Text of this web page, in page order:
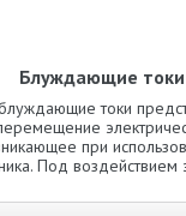
Блуждающие токи
токи
при
Под воздействием